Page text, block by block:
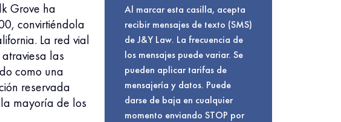
Grove ha
convirtiéndola
La red vial
las
como una
reservada
mayoría de los
Al marcar esta casilla, acepta
recibir mensajes de texto (SMS)
de J&Y Law. La frecuencia de
los mensajes puede variar. Se
pueden aplicar tarifas de
mensajería y datos. Puede
darse de baja en cualquier
momento enviando STOP por